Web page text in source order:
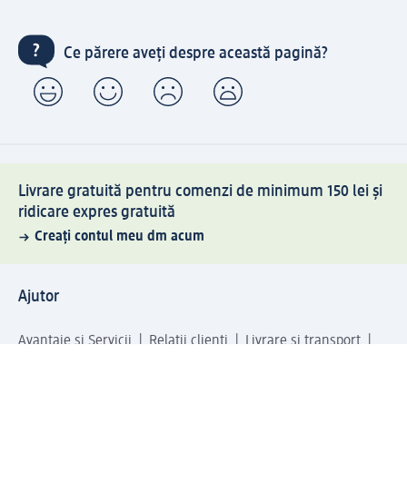
Ce părere aveți despre această pagină?
Livrare gratuită pentru comenzi de minimum 150 lei și
ridicare expres gratuită
Creați contul meu dm acum
Ajutor
Avantaje și Servicii Relații clienți
Livrare și transport